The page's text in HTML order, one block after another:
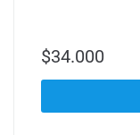
$34.000